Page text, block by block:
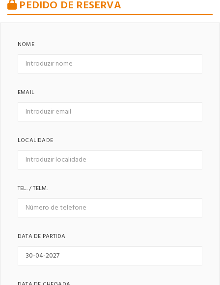
PEDIDO DE RESERVA
NOME
EMAIL
LOCALIDADE
TEL. / TELM.
DATA DE PARTIDA